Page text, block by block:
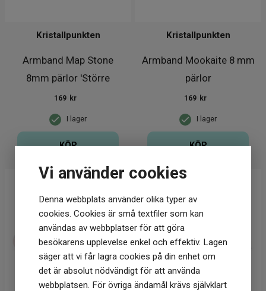
Vi använder cookies
Denna webbplats använder olika typer av
cookies. Cookies är små textfiler som kan
användas av webbplatser för att göra
besökarens upplevelse enkel och effektiv. Lagen
säger att vi får lagra cookies på din enhet om
det är absolut nödvändigt för att använda
webbplatsen. För övriga ändamål krävs självklart
Armband Map Stone
8mm pärlor 'Större
Handled'
Kristallpunkten
I lager
169 kr
KÖP
Armband Mookaite 8 mm
pärlor
Kristallpunkten
I lager
169 kr
KÖP